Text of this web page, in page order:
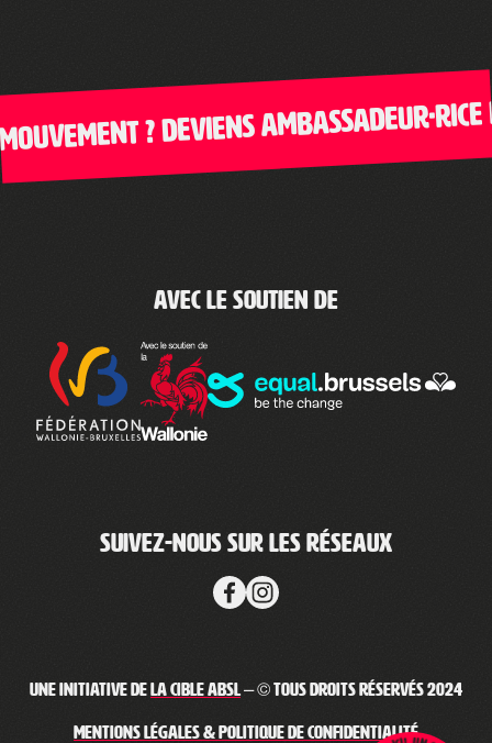
? Deviens ambassadeur·rice de
Avec le soutien de
Suivez-nous sur les réseaux
Une initiative deLa Cible ABSL– © Tous droits réservés 2024
Mentions légales & Politique de confidentialité